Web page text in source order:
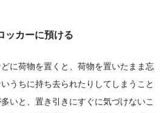
ッカーに預ける
に荷物を置くと、荷物を置いたまま忘
うちに持ち去られたりしてしまうこと
いと、置き引きにすぐに気づけないこ